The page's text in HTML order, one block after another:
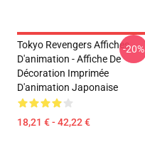
Tokyo Revengers Affiches
D'animation - Affiche De
Décoration Imprimée
D'animation Japonaise
18,21 € - 42,22 €
-20%